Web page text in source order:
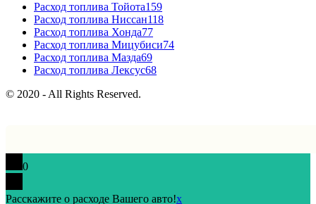
Расход топлива Тойота159
Расход топлива Ниссан118
Расход топлива Хонда77
Расход топлива Мицубиси74
Расход топлива Мазда69
Расход топлива Лексус68
© 2020 - All Rights Reserved.
0
Расскажите о расходе Вашего авто!x